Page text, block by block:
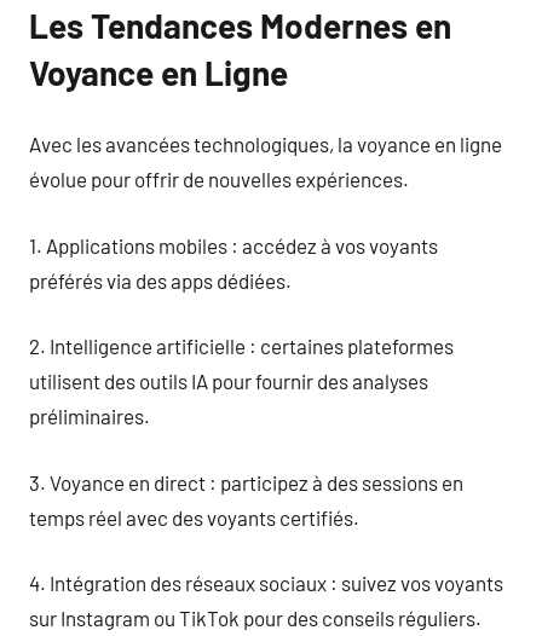
Les Tendances Modernes en
Voyance en Ligne
Avec les avancées technologiques, la voyance en ligne
évolue pour offrir de nouvelles expériences.
1. Applications mobiles : accédez à vos voyants
préférés via des apps dédiées.
2. Intelligence artificielle : certaines plateformes
utilisent des outils IA pour fournir des analyses
préliminaires.
3. Voyance en direct : participez à des sessions en
temps réel avec des voyants certifiés.
4. Intégration des réseaux sociaux : suivez vos voyants
sur Instagram ou TikTok pour des conseils réguliers.